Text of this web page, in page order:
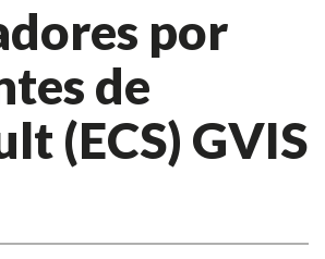
por
de
(ECS) GVIS